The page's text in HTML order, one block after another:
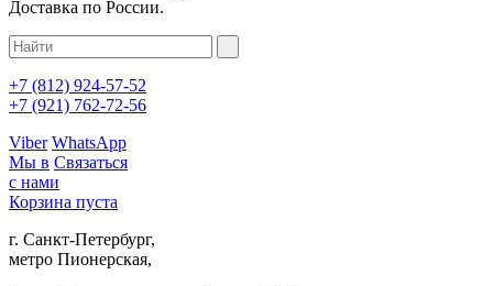
Доставка по России.
+7 (812) 924-57-52
+7 (921) 762-72-56
Viber WhatsApp
Мы в Связаться
с нами
Корзина пуста
г. Санкт-Петербург,
метро Пионерская,